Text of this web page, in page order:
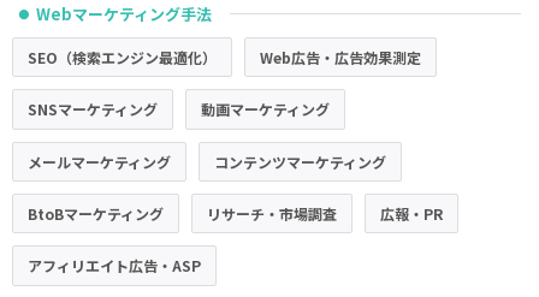
● Webマーケティング手法
SEO（検索エンジン最適化） Web広告・広告効果測定
SNSマーケティング 動画マーケティング
メールマーケティング コンテンツマーケティング
BtoBマーケティング リサーチ・市場調査 広報・PR
アフィリエイト広告・ASP